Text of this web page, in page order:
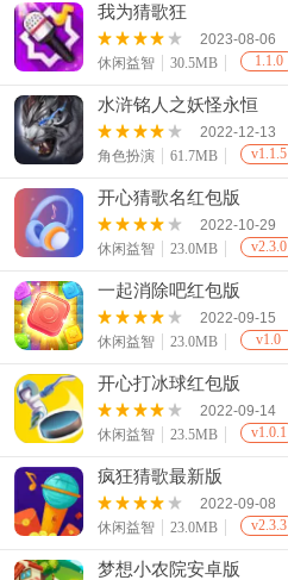
我为猜歌狂
2023-08-06
休闲益智
30.5MB 1.1.0
水浒铭人之妖怪永恒
2022-12-13
角色扮演
61.7MB v1.1.5
开心猜歌名红包版
2022-10-29
休闲益智
23.0MB v2.3.0
一起消除吧红包版
2022-09-15
休闲益智
23.0MB v1.0
开心打冰球红包版
2022-09-14
休闲益智
23.5MB v1.0.1
疯狂猜歌最新版
2022-09-08
休闲益智
23.0MB v2.3.3
梦想小农院安卓版